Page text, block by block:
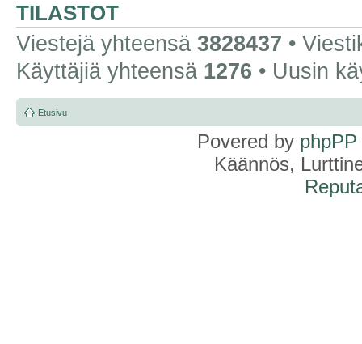
TILASTOT
Viestejä yhteensä 3828437 •
Käyttäjiä yhteensä 1276 • Uusin
Etusivu
Povered by phpPP
Käännös,